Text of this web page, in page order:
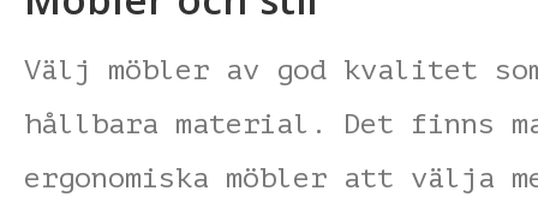
Välj möbler av god kvalitet
hållbara material. Det finns
ergonomiska möbler att välja